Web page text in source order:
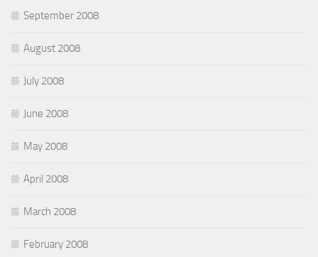
September 2008
August 2008
July 2008
June 2008
May 2008
April 2008
March 2008
February 2008